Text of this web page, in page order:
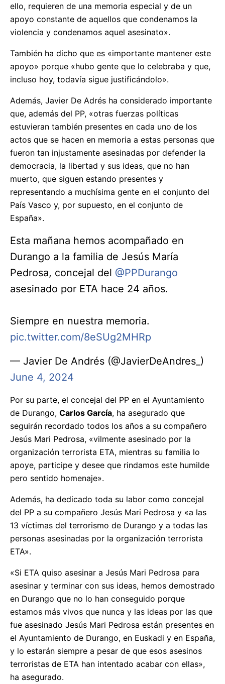
ello, requieren de una memoria especial y de un
apoyo constante de aquellos que condenamos la
violencia y condenamos aquel asesinato».
También ha dicho que es «importante mantener este
apoyo» porque «hubo gente que lo celebraba y que,
incluso hoy, todavía sigue justificándolo».
Además, Javier De Adrés ha considerado importante
que, además del PP, «otras fuerzas políticas
estuvieran también presentes en cada uno de los
actos que se hacen en memoria a estas personas que
fueron tan injustamente asesinadas por defender la
democracia, la libertad y sus ideas, que no han
muerto, que siguen estando presentes y
representando a muchísima gente en el conjunto del
País Vasco y, por supuesto, en el conjunto de
España».
Esta mañana hemos acompañado en
Durango a la familia de Jesús María
Pedrosa, concejal del @PPDurango
asesinado por ETA hace 24 años.
Siempre en nuestra memoria.
pic.twitter.com/8eSUg2MHRp
— Javier De Andrés (@JavierDeAndres_)
June 4, 2024
Por su parte, el concejal del PP en el Ayuntamiento
de Durango, Carlos García, ha asegurado que
seguirán recordado todos los años a su compañero
Jesús Mari Pedrosa, «vilmente asesinado por la
organización terrorista ETA, mientras su familia lo
apoye, participe y desee que rindamos este humilde
pero sentido homenaje».
Además, ha dedicado toda su labor como concejal
del PP a su compañero Jesús Mari Pedrosa y «a las
13 víctimas del terrorismo de Durango y a todas las
personas asesinadas por la organización terrorista
ETA».
«Si ETA quiso asesinar a Jesús Mari Pedrosa para
asesinar y terminar con sus ideas, hemos demostrado
en Durango que no lo han conseguido porque
estamos más vivos que nunca y las ideas por las que
fue asesinado Jesús Mari Pedrosa están presentes en
el Ayuntamiento de Durango, en Euskadi y en España,
y lo estarán siempre a pesar de que esos asesinos
terroristas de ETA han intentado acabar con ellas»,
ha asegurado.